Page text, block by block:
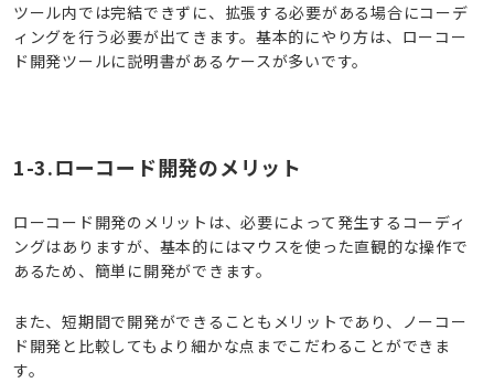
ツール内では完結できずに、拡張する必要がある場合にコーデ
ィングを行う必要が出てきます。基本的にやり方は、ローコー
ド開発ツールに説明書があるケースが多いです。
1-3.ローコード開発のメリット
ローコード開発のメリットは、必要によって発生するコーディ
ングはありますが、基本的にはマウスを使った直観的な操作で
あるため、簡単に開発ができます。
また、短期間で開発ができることもメリットであり、ノーコー
ド開発と比較してもより細かな点までこだわることができま
す。